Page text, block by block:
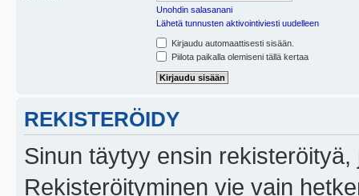
Unohdin salasanani
Lähetä tunnusten aktivointiviesti uudelleen
Kirjaudu automaattisesti sisään.
Piilota paikalla olemiseni tällä kertaa
REKISTERÖIDY
Sinun täytyy ensin
Rekisteröityminen vie vain